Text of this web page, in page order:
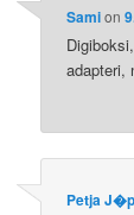
Samion
Petja